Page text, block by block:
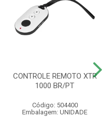
CONTROLE REMOTO XTR
1000 BR/PT
Código: 504400
Embalagem: UNIDADE